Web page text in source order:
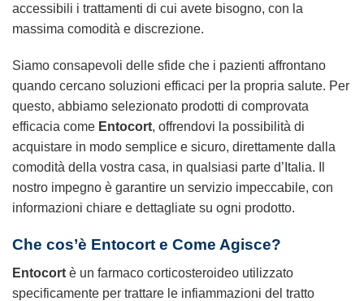
accessibili i trattamenti di cui avete bisogno, con la
massima comodità e discrezione.
Siamo consapevoli delle sfide che i pazienti affrontano
quando cercano soluzioni efficaci per la propria salute. Per
questo, abbiamo selezionato prodotti di comprovata
efficacia come Entocort, offrendovi la possibilità di
acquistare in modo semplice e sicuro, direttamente dalla
comodità della vostra casa, in qualsiasi parte d’Italia. Il
nostro impegno è garantire un servizio impeccabile, con
informazioni chiare e dettagliate su ogni prodotto.
Che cos’è Entocort e Come Agisce?
Entocort è un farmaco corticosteroideo utilizzato
specificamente per trattare le infiammazioni del tratto